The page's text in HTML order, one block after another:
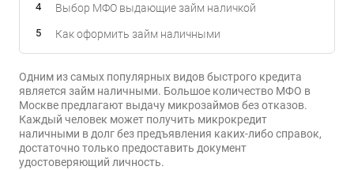
Выбор МФО выдающие займ наличкой
Как оформить займ наличными
Одним из самых популярных видов быстрого кредита
является займ наличными. Большое количество МФО в
Москве предлагают выдачу микрозаймов без отказов.
Каждый человек может получить микрокредит
наличными в долг без предъявления каких-либо справок,
достаточно только предоставить документ
удостоверяющий личность.